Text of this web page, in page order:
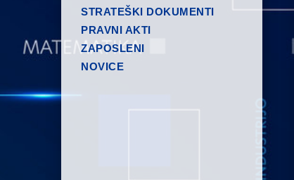
STRATEŠKI DOKUMENTI
PRAVNI AKTI
ZAPOSLENI
NOVICE